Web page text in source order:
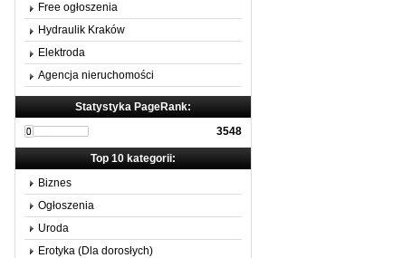
Free ogłoszenia
Hydraulik Kraków
Elektroda
Agencja nieruchomości
Statystyka PageRank:
3548
Top 10 kategorii:
Biznes
Ogłoszenia
Uroda
Erotyka (Dla dorosłych)